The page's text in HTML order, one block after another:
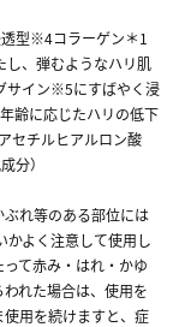
型※4コラーゲン＊1
、弾むようなハリ肌
サイン※5にすばやく浸
齢に応じたハリの低下
セチルヒアルロン酸
分）
れ等のある部位には
よく注意して使用し
て赤み・はれ・かゆ
れた場合は、使用を
用を続けますと、症